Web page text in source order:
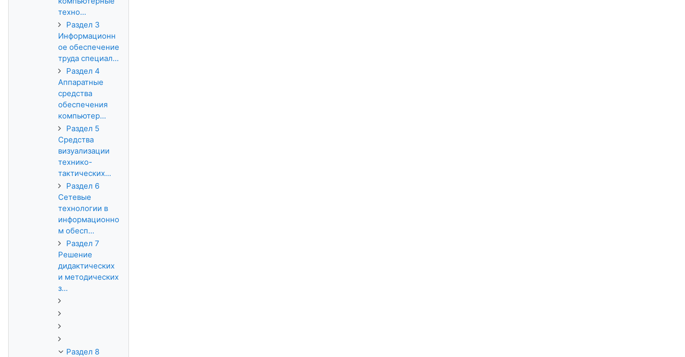
техно...
Раздел 3
Информационн
ое обеспечение
труда специал...
Раздел 4
Аппаратные
средства
обеспечения
компьютер...
Раздел 5
Средства
визуализации
технико-
тактических...
Раздел 6
Сетевые
технологии в
информационно
м обесп...
Раздел 7
Решение
дидактических
и методических
з...
Раздел 8